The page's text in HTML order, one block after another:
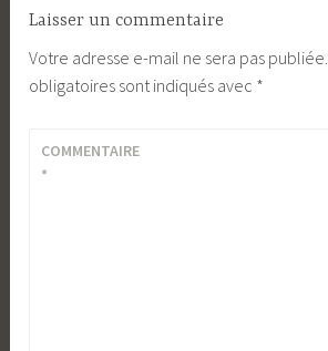
Laisser un commentaire
Votre adresse e-mail ne sera pas publiée.
obligatoires sont indiqués avec *
COMMENTAIRE
*